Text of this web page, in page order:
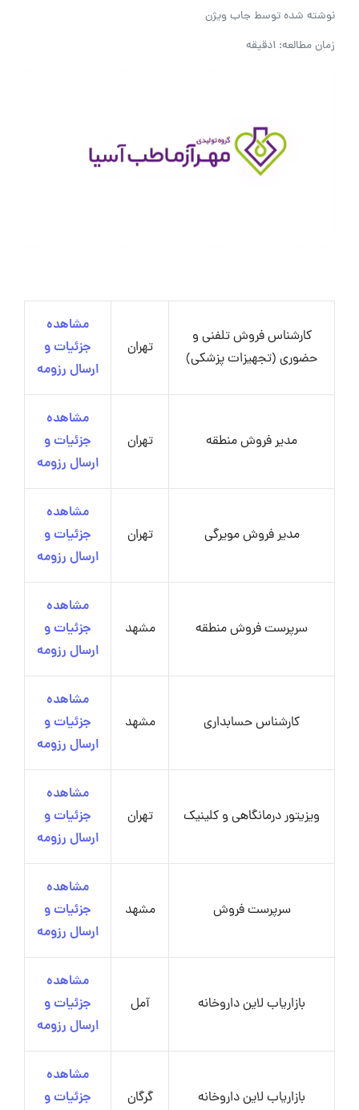
نوشته شده توسطجاب ویژن
زمان مطالعه: 1دقیقه
کارشناس فروش تلفنی و
حضوری (تجهیزات پزشکی)
تهران
مشاهده
جزئیات و
ارسال رزومه
مدیر فروش منطقه تهران
مشاهده
جزئیات و
ارسال رزومه
مدیر فروش مویرگی تهران
مشاهده
جزئیات و
ارسال رزومه
سرپرست فروش منطقه مشهد
مشاهده
جزئیات و
ارسال رزومه
کارشناس حسابداری مشهد
مشاهده
جزئیات و
ارسال رزومه
ویزیتور درمانگاهی و کلینیک تهران
مشاهده
جزئیات و
ارسال رزومه
سرپرست فروش مشهد
مشاهده
جزئیات و
ارسال رزومه
بازاریاب لاین داروخانه آمل
مشاهده
جزئیات و
ارسال رزومه
بازاریاب لاین داروخانه گرگان
مشاهده
جزئیات و